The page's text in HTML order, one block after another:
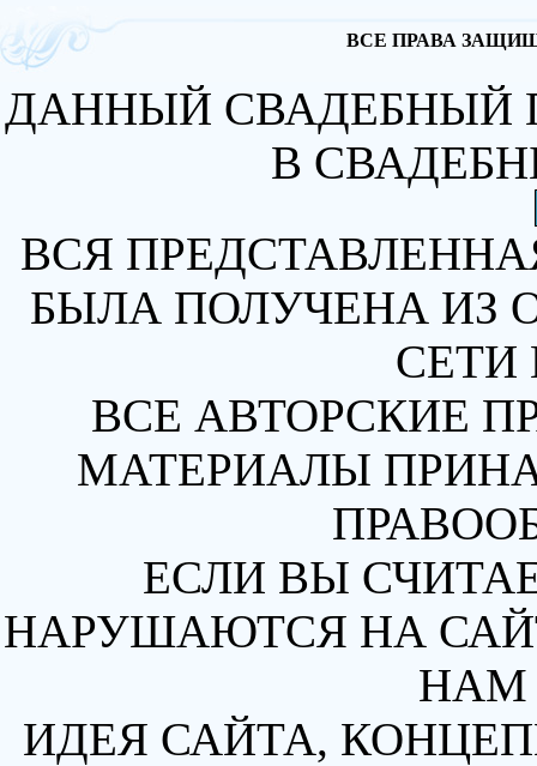
ВСЕ ПРАВА
ДАННЫЙ СВАДЕБНЫЙ
В
ВСЯ
БЫЛА ПОЛУЧЕНА ИЗ
СЕТИ
ВСЕ АВТОРСКИЕ
МАТЕРИАЛЫ
ЕСЛИ ВЫ
НАРУШАЮТСЯ НА
НАМ
ИДЕЯ САЙТА,